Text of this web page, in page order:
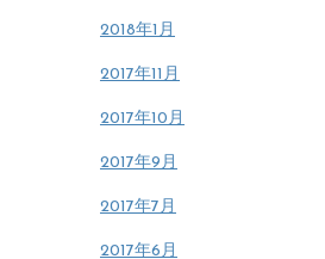
2018年1月
2017年11月
2017年10月
2017年9月
2017年7月
2017年6月